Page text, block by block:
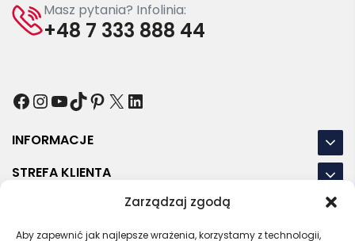
Zarządzaj zgodą
Aby zapewnić jak najlepsze wrażenia, korzystamy z technologii,
Masz pytania? Infolinia:
+48 7 333 888 44
Facebook
Instagram
YouTube
TikTok
Pinterest
X LinkedIn
INFORMACJE
STREFA KLIENTA
NASZE LOKALIZACJE